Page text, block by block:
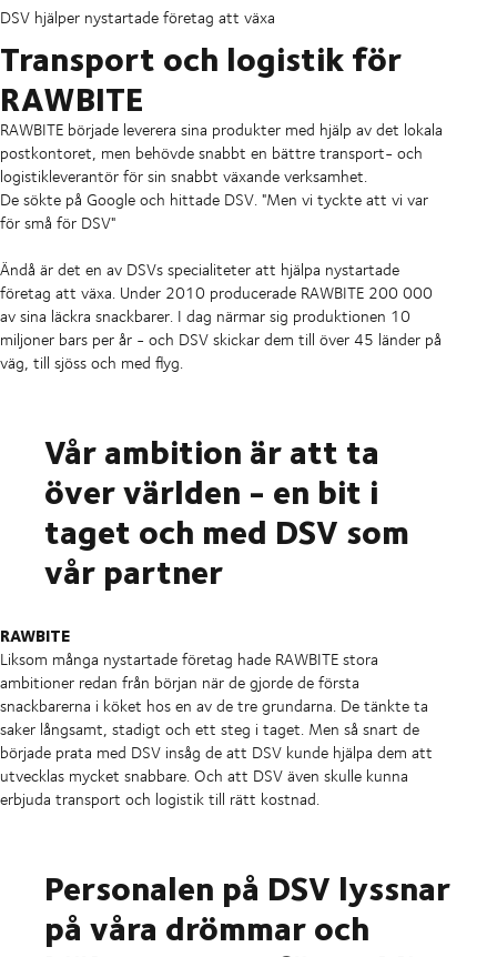
DSV hjälper nystartade företag att växa
Transport och logistik för
RAWBITE
RAWBITE började leverera sina produkter med hjälp av det lokala
postkontoret, men behövde snabbt en bättre transport- och
logistikleverantör för sin snabbt växande verksamhet.
De sökte på Google och hittade DSV. "Men vi tyckte att vi var
för små för DSV"
Ändå är det en av DSVs specialiteter att hjälpa nystartade
företag att växa. Under 2010 producerade RAWBITE 200 000
av sina läckra snackbarer. I dag närmar sig produktionen 10
miljoner bars per år - och DSV skickar dem till över 45 länder på
väg, till sjöss och med flyg.
Vår ambition är att ta
över världen - en bit i
taget och med DSV som
vår partner
RAWBITE
Liksom många nystartade företag hade RAWBITE stora
ambitioner redan från början när de gjorde de första
snackbarerna i köket hos en av de tre grundarna. De tänkte ta
saker långsamt, stadigt och ett steg i taget. Men så snart de
började prata med DSV insåg de att DSV kunde hjälpa dem att
utvecklas mycket snabbare. Och att DSV även skulle kunna
erbjuda transport och logistik till rätt kostnad.
Personalen på DSV lyssnar
på våra drömmar och